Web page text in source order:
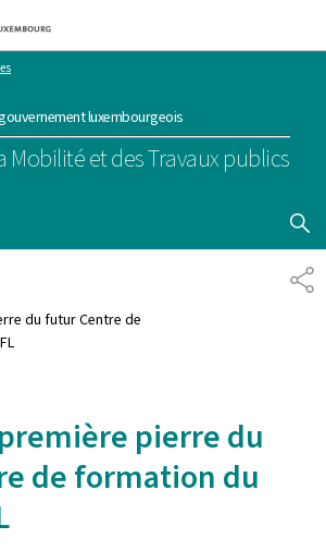
au menu principal
Aller au contenu
luxembourgeois
Mobilité et des Travaux publics
du futur Centre de
pierre du
de formation du